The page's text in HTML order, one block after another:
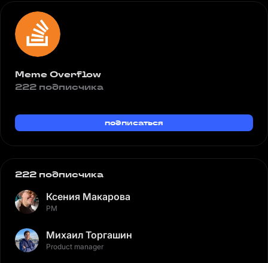
Meme Overflow
222 подписчика
подписаться
222 подписчика
Ксения Макарова
PM
Михаил Торгашин
Product manager